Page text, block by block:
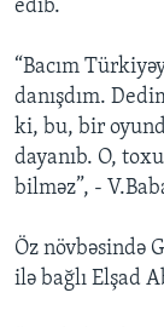
edib.
“Bacım
danışdım.
ki, bu, bir
dayanıb. O,
bilməz”, -
Öz növbəsində
ilə bağlı Elşad